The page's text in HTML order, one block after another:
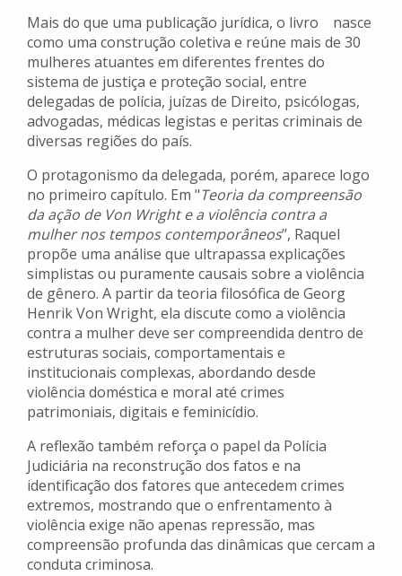
Mais do que uma publicação jurídica, o livro nasce
como uma construção coletiva e reúne mais de 30
mulheres atuantes em diferentes frentes do
sistema de justiça e proteção social, entre
delegadas de polícia, juízas de Direito, psicólogas,
advogadas, médicas legistas e peritas criminais de
diversas regiões do país.
O protagonismo da delegada, porém, aparece logo
no primeiro capítulo. Em "Teoria da compreensão
da ação de Von Wright e a violência contra a
mulher nos tempos contemporâneos’’, Raquel
propõe uma análise que ultrapassa explicações
simplistas ou puramente causais sobre a violência
de gênero. A partir da teoria filosófica de Georg
Henrik Von Wright, ela discute como a violência
contra a mulher deve ser compreendida dentro de
estruturas sociais, comportamentais e
institucionais complexas, abordando desde
violência doméstica e moral até crimes
patrimoniais, digitais e feminicídio.
A reflexão também reforça o papel da Polícia
Judiciária na reconstrução dos fatos e na
identificação dos fatores que antecedem crimes
extremos, mostrando que o enfrentamento à
violência exige não apenas repressão, mas
compreensão profunda das dinâmicas que cercam a
conduta criminosa.